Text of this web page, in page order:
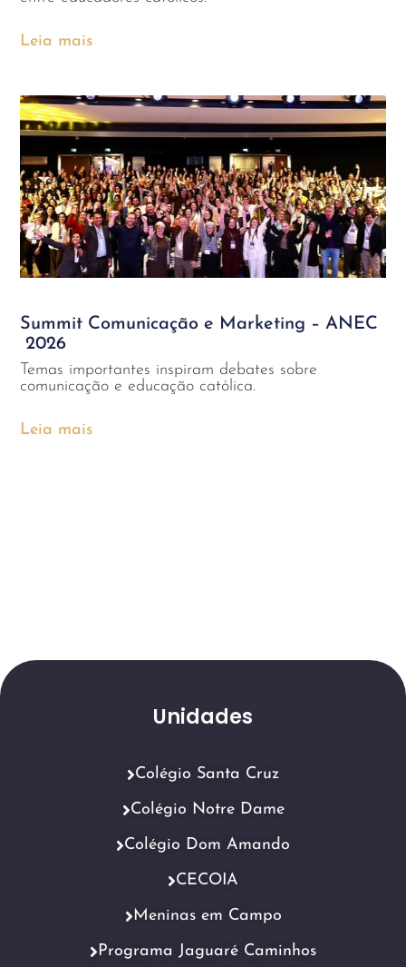
Leia mais
Summit Comunicação e Marketing – ANEC
2026
Temas importantes inspiram debates sobre
comunicação e educação católica.
Leia mais
Unidades
Colégio Santa Cruz
Colégio Notre Dame
Colégio Dom Amando
CECOIA
Meninas em Campo
Programa Jaguaré Caminhos